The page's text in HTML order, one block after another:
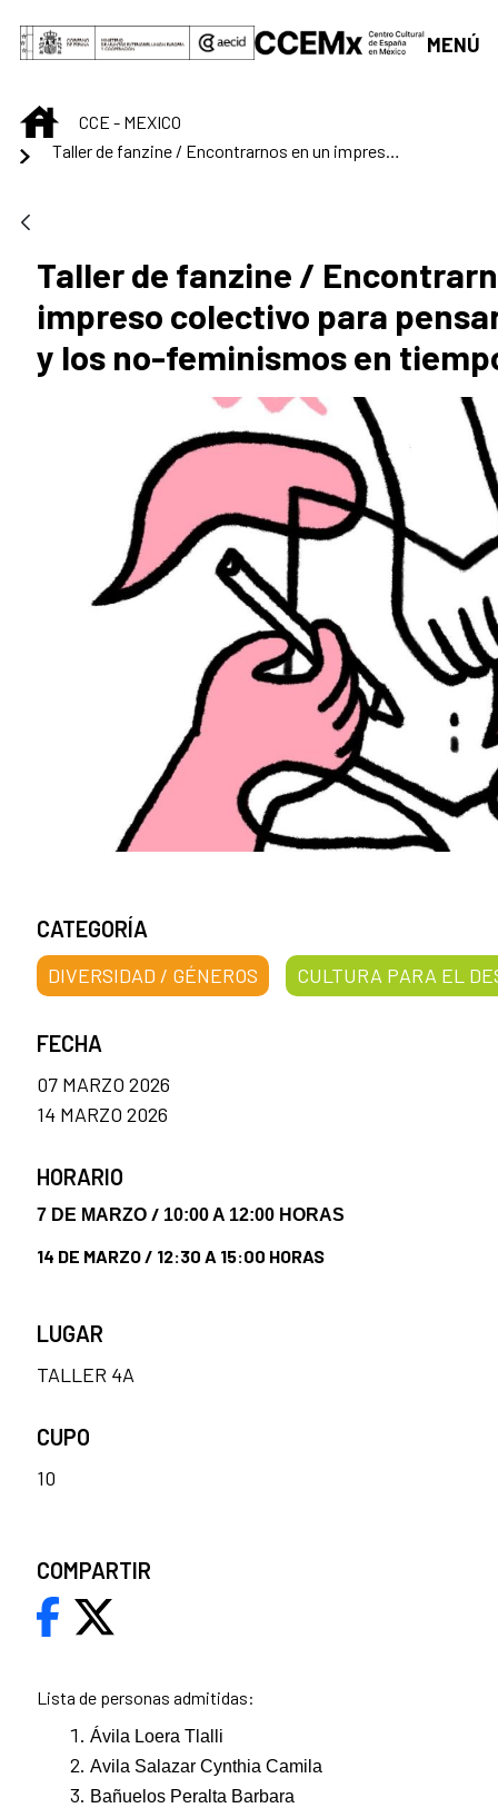
Saltar al contenido principal
MENÚ
INICIOCCE - MEXICO
Taller de fanzine / Encontrarnos en un impreso colectivo para pensar los feminismos y los no-feminismos en tiempos de crisis
Taller de fanzine /
impreso colectivo para
y los no-feminismos en
Lista de personas admitidas:
Ávila Loera Tlalli
Avila Salazar Cynthia Camila
Bañuelos Peralta Barbara
CATEGORÍA
DIVERSIDAD / GÉNEROS CULTURA PARA EL
FECHA
07 MARZO 2026
14 MARZO 2026
HORARIO
7 DE MARZO / 10:00 A 12:00 HORAS
14 DE MARZO / 12:30 A 15:00 HORAS
LUGAR
TALLER 4A
CUPO
10
COMPARTIR